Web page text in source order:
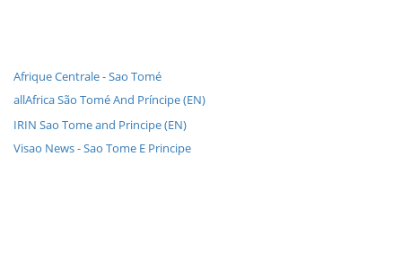
Afrique Centrale - Sao Tomé
allAfrica São Tomé And Príncipe (EN)
IRIN Sao Tome and Principe (EN)
Visao News - Sao Tome E Principe